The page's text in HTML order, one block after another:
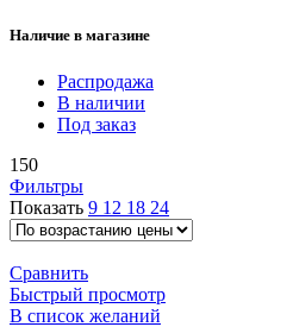
Наличие в магазине
Распродажа
В наличии
Под заказ
150
Фильтры
Показать 9 12 18 24
Сравнить
Быстрый просмотр
В список желаний